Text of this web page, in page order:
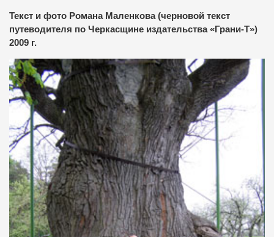
Текст и фото Романа Маленкова (черновой текст
путеводителя по Черкасщине издательства «Грани-Т»)
2009 г.